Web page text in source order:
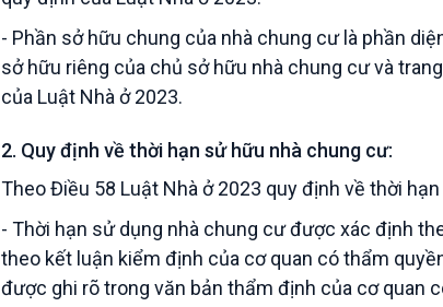
- Phần sở hữu chung của nhà chung cư là phần
sở hữu riêng của chủ sở hữu nhà chung cư và
của Luật Nhà ở 2023.
2. Quy định về thời hạn sử hữu nhà chung cư:
Theo Điều 58 Luật Nhà ở 2023 quy định về thời
- Thời hạn sử dụng nhà chung cư được xác định
theo kết luận kiểm định của cơ quan có thẩm
được ghi rõ trong văn bản thẩm định của cơ quan